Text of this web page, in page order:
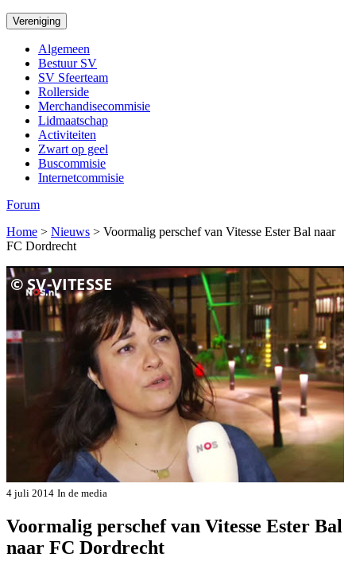
Vereniging
Algemeen
Bestuur SV
SV Sfeerteam
Rollerside
Merchandisecommisie
Lidmaatschap
Activiteiten
Zwart op geel
Buscommisie
Internetcommisie
Forum
Home > Nieuws > Voormalig perschef van Vitesse Ester Bal naar
FC Dordrecht
4 juli 2014 In de media
Voormalig perschef van Vitesse Ester Bal
naar FC Dordrecht